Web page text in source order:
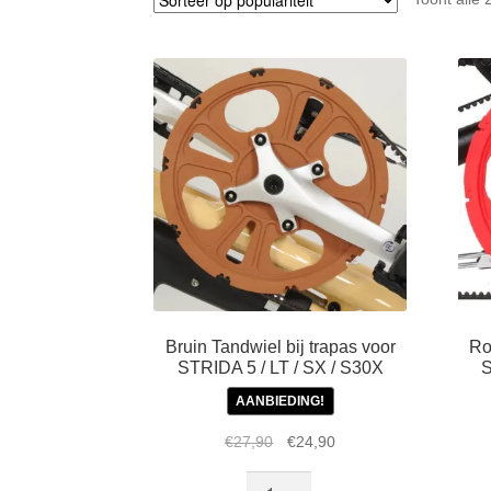
Bruin Tandwiel bij trapas voor
STRIDA 5 / LT / SX / S30X
AANBIEDING!
€27,90
Oorspronkelijke
€24,90Huidige